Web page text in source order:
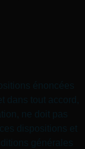
énoncées
dans tout accord,
ne doit pas
dispositions et
générales